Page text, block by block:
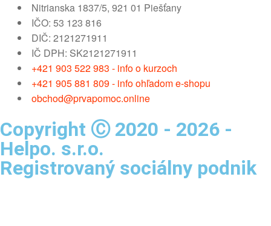
Nitrianska 1837/5, 921 01 Piešťany
IČO: 53 123 816
DIČ: 2121271911
IČ DPH: SK2121271911
+421 903 522 983 - info o kurzoch
+421 905 881 809 - info ohľadom e-shopu
obchod@prvapomoc.online
Copyright Ⓒ 2020 - 2026 -
Helpo. s.r.o.
Registrovaný sociálny podnik